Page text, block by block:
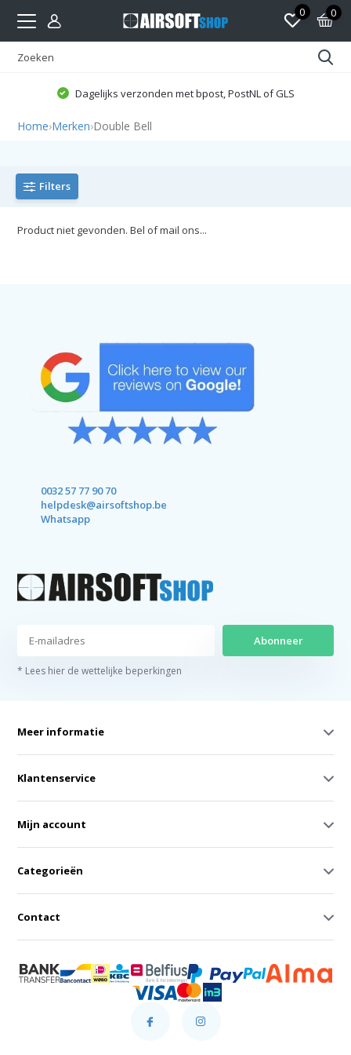
0 0
Dagelijks verzonden met bpost, PostNL of GLS
Home›Merken›Double Bell
Filters
Product niet gevonden. Bel of mail ons...
0032 57 77 90 70
helpdesk@airsoftshop.be
Whatsapp
Abonneer
* Lees hier de wettelijke beperkingen
Meer informatie
Klantenservice
Mijn account
Categorieën
Contact